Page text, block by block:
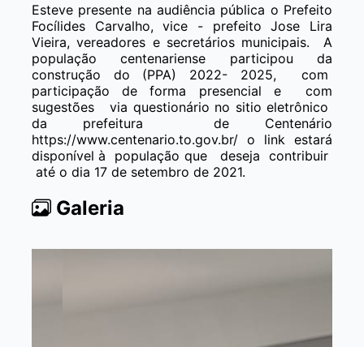
Esteve presente na audiência pública o Prefeito
Focílides Carvalho, vice - prefeito Jose Lira
Vieira, vereadores e secretários municipais. A
população centenariense participou da
construção do (PPA) 2022- 2025, com
participação de forma presencial e com
sugestões via questionário no sitio eletrônico
da prefeitura de Centenário
https://www.centenario.to.gov.br/ o link estará
disponível à população que deseja contribuir
até o dia 17 de setembro de 2021.
Galeria